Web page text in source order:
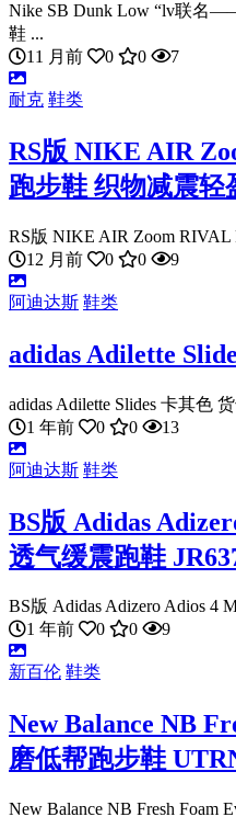
Nike SB Dunk Low “lv联名
鞋 ...
11 月前
0 0 7
耐克 鞋类
RS版 NIKE AIR
跑步鞋 织物减震轻
RS版 NIKE AIR Zoom
12 月前
0 0 9
阿迪达斯 鞋类
adidas Adilette
adidas Adilette Slides 卡其色
1 年前
0 0 13
阿迪达斯 鞋类
BS版 Adidas
透气缓震跑鞋
BS版 Adidas Adizero Adios 4
1 年前
0 0 9
新百伦 鞋类
New Balance NB
磨低帮跑步鞋
New Balance NB Fresh Foam